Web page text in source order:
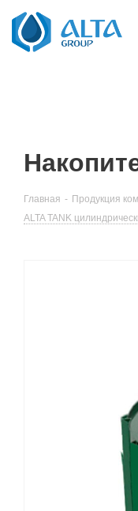
Главная - Продукция
ALTA TANK